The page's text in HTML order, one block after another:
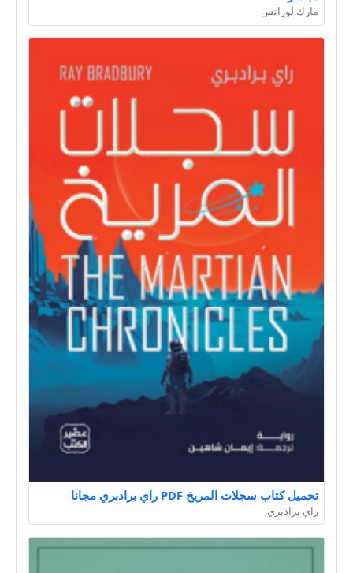
مارك لورانس
تحميل كتاب سجلات المريخ PDF راي برادبري مجانا
راي برادبري